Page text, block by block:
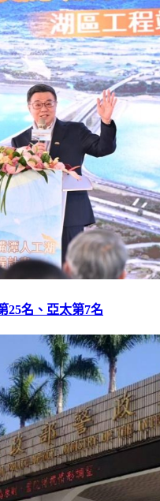
名、亞太第7名